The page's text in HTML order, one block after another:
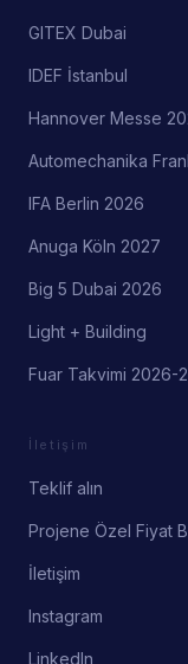
GITEX Dubai
IDEF İstanbul
Hannover Messe
Automechanika
IFA Berlin 2026
Anuga Köln 2027
Big 5 Dubai 2026
Light + Building
Fuar Takvimi 2026-
İletişim
Teklif alın
Projene Özel Fiyat
İletişim
Instagram
LinkedIn